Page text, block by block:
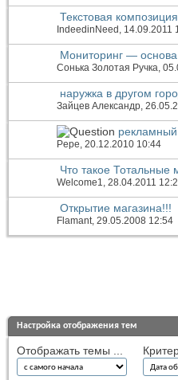
Текстовая
IndeedinNeed , 14.09.2011
Мониторинг — основа
Сонька Золотая Ручка,
наружка в другом
Зайцев Александр,
рекламный
Pepe, 20.12.2010 10:44
Что такое Тотальные
Welcome1, 28.04.2011
Открытие магазина!!!
Flamant, 29.05.2008 12:54
Настройка отображения тем
Отображать темы ...